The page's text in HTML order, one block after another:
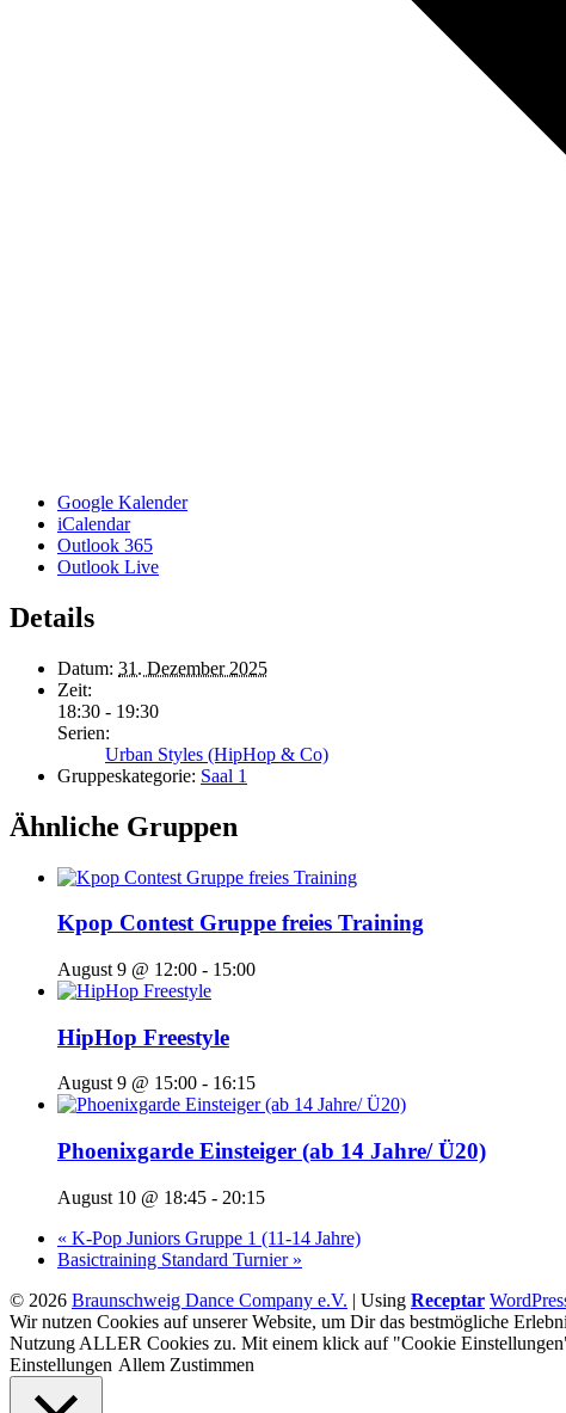
Google Kalender
iCalendar
Outlook 365
Outlook Live
Details
Datum: 31. Dezember 2025
Zeit:
18:30 - 19:30
Serien:
Urban Styles (HipHop & Co)
Gruppeskategorie: Saal 1
Ähnliche Gruppen
Kpop Contest Gruppe freies Training
August 9 @ 12:00 - 15:00
HipHop Freestyle
August 9 @ 15:00 - 16:15
Phoenixgarde Einsteiger (ab 14 Jahre/ Ü20)
August 10 @ 18:45 - 20:15
« K-Pop Juniors Gruppe 1 (11-14 Jahre)
Basictraining Standard Turnier »
© 2026 Braunschweig Dance Company e.V. | Using Receptar
Wir nutzen Cookies auf unserer Website, um Dir das bestmögliche
Nutzung ALLER Cookies zu. Mit einem klick auf "Cookie
Einstellungen Allem Zustimmen